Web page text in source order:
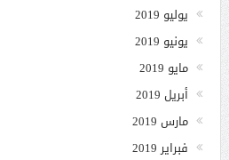
يوليو 2019
يونيو 2019
مايو 2019
أبريل 2019
مارس 2019
فبراير 2019